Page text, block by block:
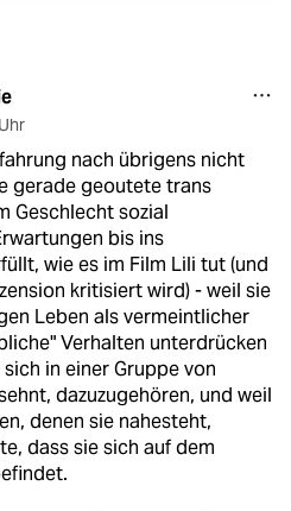
nach übrigens nicht
gerade geoutete trans
Geschlecht sozial
bis ins
wie es im Film Lili tut (und
kritisiert wird) - weil sie
Leben als vermeintlicher
Verhalten unterdrücken
in einer Gruppe von
dazuzugehören, und weil
denen sie nahesteht,
dass sie sich auf dem